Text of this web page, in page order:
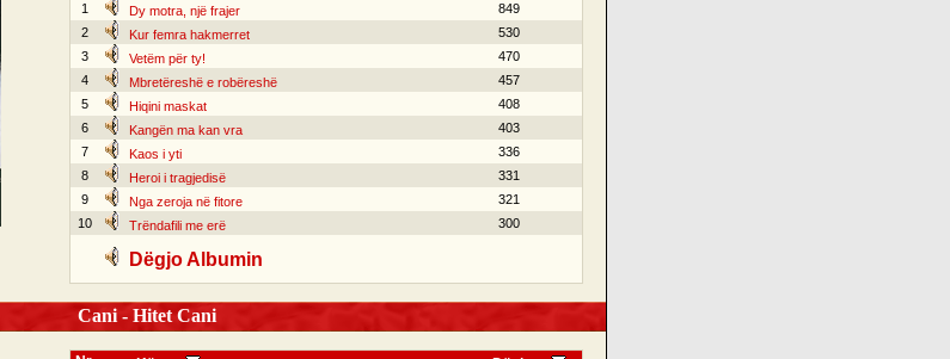
1 Dy motra, një frajer
849
2
Kur femra hakmerret
530
3
Vetëm për ty!
470
4
Mbretëreshë e robëreshë
457
5
Hiqini maskat
408
6
Kangën ma kan vra
403
7
Kaos i yti
336
8
Heroi i tragjedisë
331
9
Nga zeroja në fitore
321
10
Trëndafili me erë 300
Dëgjo Albumin
Cani - Hitet Cani